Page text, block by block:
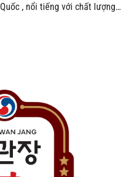
, nổi tiếng với chất lượng